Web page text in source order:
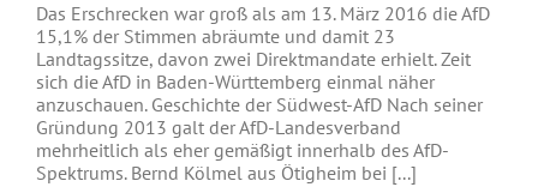
Das Erschrecken war groß als am 13. März 2016 die AfD
15,1% der Stimmen abräumte und damit 23
Landtagssitze, davon zwei Direktmandate erhielt. Zeit
sich die AfD in Baden-Württemberg einmal näher
anzuschauen. Geschichte der Südwest-AfD Nach seiner
Gründung 2013 galt der AfD-Landesverband
mehrheitlich als eher gemäßigt innerhalb des AfD-
Spektrums. Bernd Kölmel aus Ötigheim bei [...]